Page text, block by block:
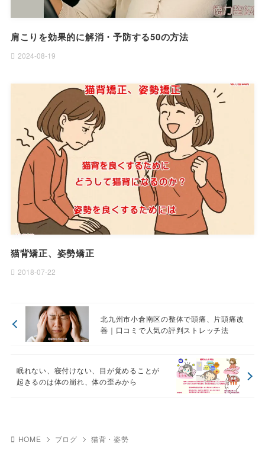
肩こりを効果的に解消・予防する50の方法
2024-08-19
猫背矯正、姿勢矯正
2018-07-22
北九州市小倉南区の整体で頭痛、片頭痛改
善｜口コミで人気の評判ストレッチ法
眠れない、寝付けない、目が覚めることが
起きるのは体の崩れ、体の歪みから
HOME ブログ 猫背・姿勢